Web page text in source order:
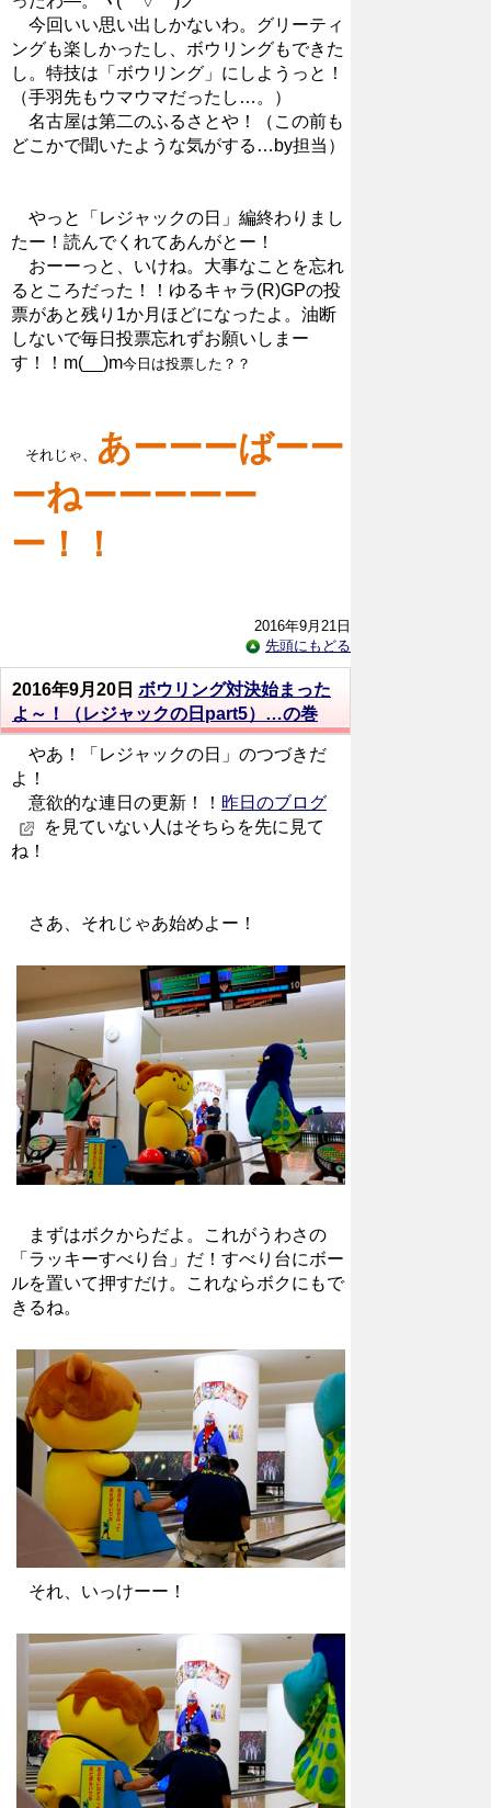
今回いい思い出しかないわ。グリーティ
ングも楽しかったし、ボウリングもできた
し。特技は「ボウリング」にしようっと！
（手羽先もウマウマだったし…。）
名古屋は第二のふるさとや！（この前も
どこかで聞いたような気がする…by担当）
やっと「レジャックの日」編終わりまし
たー！読んでくれてあんがとー！
おーーっと、いけね。大事なことを忘れ
るところだった！！ゆるキャラ(R)GPの投
票があと残り1か月ほどになったよ。油断
しないで毎日投票忘れずお願いしまー
す！！m(__)m今日は投票した？？
それじゃ、 あーーーばーー
ーねーーーーー
ー！！
2016年9月21日
先頭にもどる
2016年9月20日 ボウリング対決始まった
よ～！（レジャックの日part5）…の巻
やあ！「レジャックの日」のつづきだ
よ！
意欲的な連日の更新！！ 昨日のブログ
を見ていない人はそちらを先に見て
ね！
さあ、それじゃあ始めよー！
まずはボクからだよ。これがうわさの
「ラッキーすべり台」だ！すべり台にボー
ルを置いて押すだけ。これならボクにもで
きるね。
それ、いっけーー！